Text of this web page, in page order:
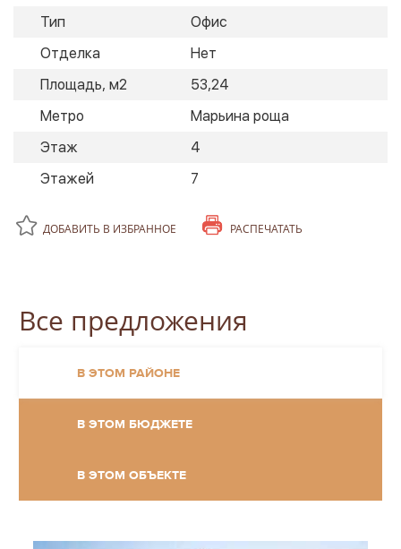
Тип
Офис
Отделка
Нет
Площадь, м2
53,24
Метро
Марьина роща
Этаж
4
Этажей
7
ДОБАВИТЬ В ИЗБРАННОЕ РАСПЕЧАТАТЬ
Все предложения
В ЭТОМ РАЙОНЕ
В ЭТОМ БЮДЖЕТЕ
В ЭТОМ ОБЪЕКТЕ